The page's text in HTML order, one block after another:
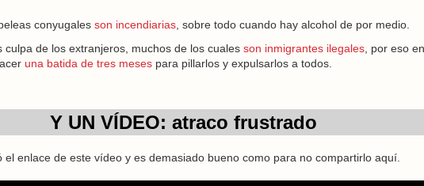
conyugales son incendiarias , sobre todo cuando hay alcohol de por medio.
culpa de los extranjeros, muchos de los cuales son inmigrantes ilegales , por eso en
una batida de tres meses para pillarlos y expulsarlos a todos.
Y UN VÍDEO: atraco frustrado
el enlace de este vídeo y es demasiado bueno como para no compartirlo aquí.